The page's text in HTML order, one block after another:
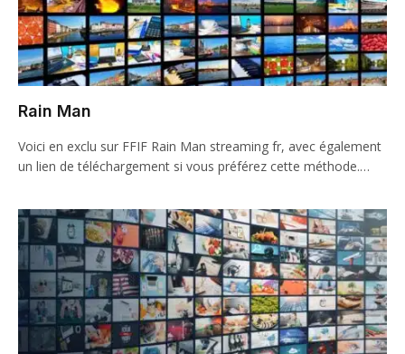
Rain Man
Voici en exclu sur FFIF Rain Man streaming fr, avec également
un lien de téléchargement si vous préférez cette méthode.…